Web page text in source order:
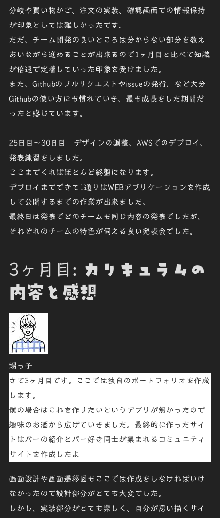
分岐や買い物かご、注文の実装、確認画面での情報保持
が印象としては難しかったです。
ただ、チーム開発の良いところは分からない部分を教え
あいながら進めることが出来るので1ヶ月目と比べて知識
が倍速で定着していった印象を受けました。
また、Githubのプルリクエストやissueの発行、など大分
Githubの使い方にも慣れていき、最も成長をした期間だ
ったと感じています。
25日目～30日目 デザインの調整、AWSでのデプロイ、
発表練習をしました。
ここまでくればほとんど終盤になります。
デプロイまでできて1通りはWEBアプリケーションを作成
して公開するまでの作業が出来ました。
最終日は発表でどのチームも同じ内容の発表でしたが、
それぞれのチームの特色が伺える良い発表会でした。
3ヶ月目: カリキュラムの
内容と感想
甥っ子
さて3ヶ月目です。ここでは独自のポートフォリオを作成
します。
僕の場合はこれを作りたいというアプリが無かったので
趣味のお酒から広げていきました。最終的に作ったサイ
トはバーの紹介とバー好き同士が集まれるコミュニティ
サイトを作成したよ
画面設計や画面遷移図もここでは作成をしなければいけ
なかったので設計部分がとても大変でした。
しかし、実装部分がとても楽しく、自分が思い描くサイ